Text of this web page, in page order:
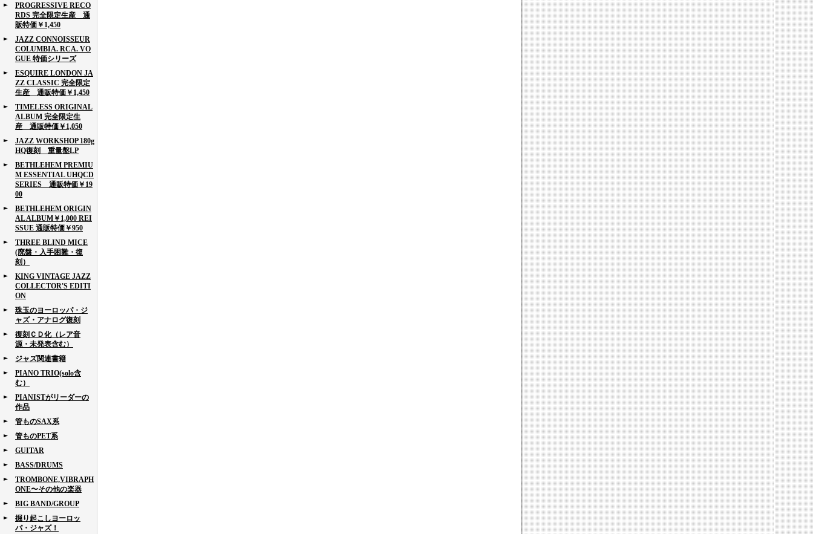
PROGRESSIVE RECO
RDS 完全限定生産 通
販特価￥1,450
JAZZ CONNOISSEUR
COLUMBIA. RCA. VO
GUE 特価シリーズ
ESQUIRE LONDON JA
ZZ CLASSIC 完全限定
生産 通販特価￥1,450
TIMELESS ORIGINAL
ALBUM 完全限定生
産 通販特価￥1,050
JAZZ WORKSHOP 180g
HQ復刻 重量盤LP
BETHLEHEM PREMIU
M ESSENTIAL UHQCD
SERIES 通販特価￥19
00
BETHLEHEM ORIGIN
AL ALBUM￥1,000 REI
SSUE 通販特価￥950
THREE BLIND MICE
(廃盤・入手困難・復
刻）
KING VINTAGE JAZZ
COLLECTOR'S EDITI
ON
珠玉のヨーロッパ・ジ
ャズ・アナログ復刻
復刻ＣＤ化（レア音
源・未発表含む）
ジャズ関連書籍
PIANO TRIO(solo含
む）
PIANISTがリーダーの
作品
管ものSAX系
管ものPET系
GUITAR
BASS/DRUMS
TROMBONE,VIBRAPH
ONE〜その他の楽器
BIG BAND/GROUP
掘り起こしヨーロッ
パ・ジャズ！